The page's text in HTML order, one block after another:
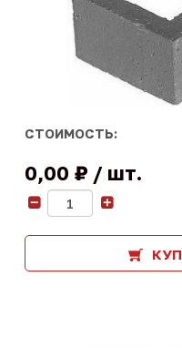
СТОИМОСТЬ:
0,00 ₽ шт.